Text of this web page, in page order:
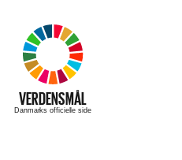
VERDENSMÅL
–
Danmarks officielle side